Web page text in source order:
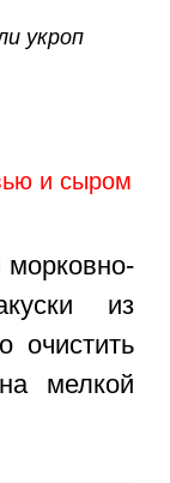
укроп
и сыром
из
очистить
мелкой